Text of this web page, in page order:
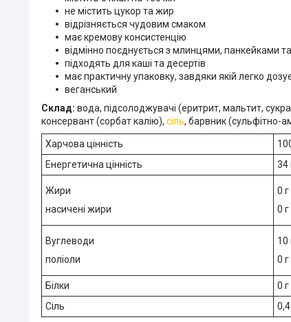
не містить цукор та жир
відрізняється чудовим смаком
має кремову консистенцію
відмінно поєднується з млинцями, панкейками
підходять для каші та десертів
має практичну упаковку, завдяки якій легко
веганський
Склад: вода, підсолоджувачі (еритрит, мальтит,
консервант (сорбат калію), сіль, барвник (сульфітно-
Харчова цінність
Енергетична цінність
34
Жири
насичені жири
0 г
0 г
Вуглеводи
поліоли
10
0 г
Білки 0 г
Сіль